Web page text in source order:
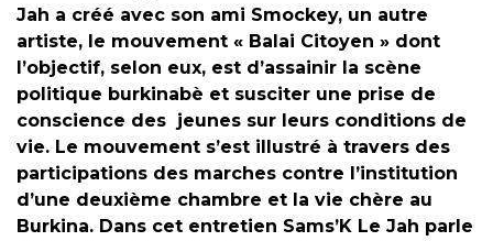
Jah a créé avec son ami Smockey, un autre
artiste, le mouvement « Balai Citoyen » dont
l’objectif, selon eux, est d’assainir la scène
politique burkinabè et susciter une prise de
conscience des jeunes sur leurs conditions de
vie. Le mouvement s’est illustré à travers des
participations des marches contre l’institution
d’une deuxième chambre et la vie chère au
Burkina. Dans cet entretien Sams’K Le Jah parle